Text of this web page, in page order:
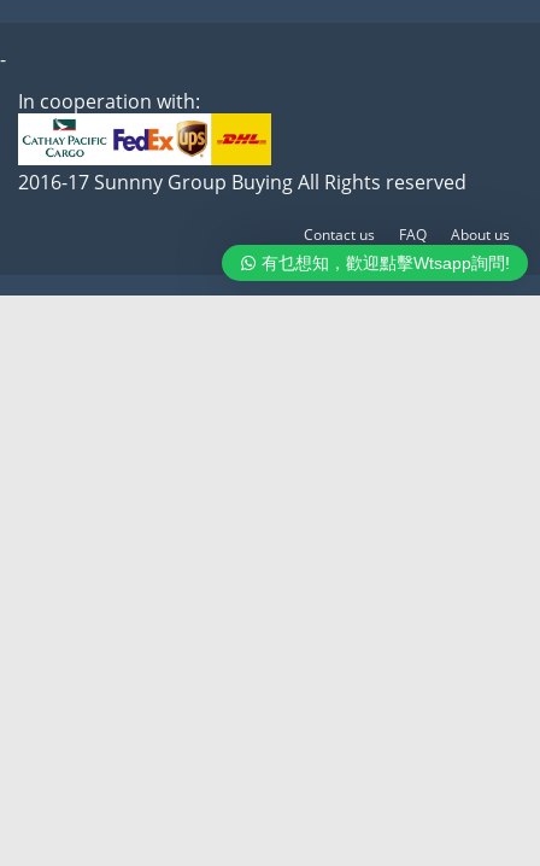
有乜想知，歡迎點擊Wtsapp詢問!
-
In cooperation with:
2016-17 Sunnny Group Buying All Rights reserved
Contact us FAQ About us